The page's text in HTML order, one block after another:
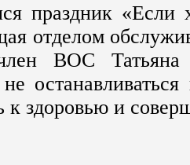
праздник «Если
отделом
ВОС
к здоровью и